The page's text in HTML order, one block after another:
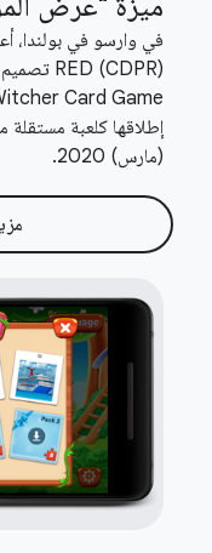
(مارس) 2020.